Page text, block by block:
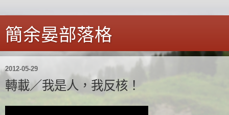
簡余晏部落格
2012-05-29
轉載／我是人，我反核！